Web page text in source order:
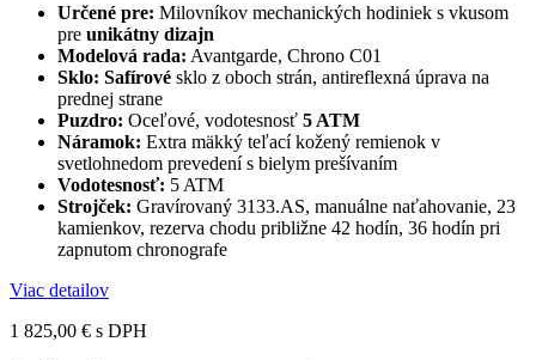
Určené pre: Milovníkov mechanických hodiniek s vkusom
pre unikátny dizajn
Modelová rada: Avantgarde, Chrono C01
Sklo: Safírové sklo z oboch strán, antireflexná úprava na
prednej strane
Puzdro: Oceľové, vodotesnosť 5 ATM
Náramok: Extra mäkký teľací kožený remienok v
svetlohnedom prevedení s bielym prešívaním
Vodotesnosť: 5 ATM
Strojček: Gravírovaný 3133.AS, manuálne naťahovanie, 23
kamienkov, rezerva chodu približne 42 hodín, 36 hodín pri
zapnutom chronografe
Viac detailov
1 825,00 € s DPH